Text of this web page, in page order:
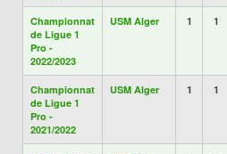
Championnat
de Ligue 1
Pro -
2022/2023
USM Alger 1 1
Championnat
de Ligue 1
Pro -
2021/2022
USM Alger 1 1